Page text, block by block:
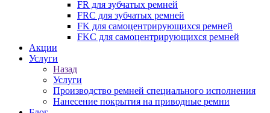
FR для зубчатых ремней
FRC для зубчатых ремней
FK для самоцентрирующихся ремней
FKC для самоцентрирующихся ремней
Акции
Услуги
Назад
Услуги
Производство ремней специального исполнения
Нанесение покрытия на приводные ремни